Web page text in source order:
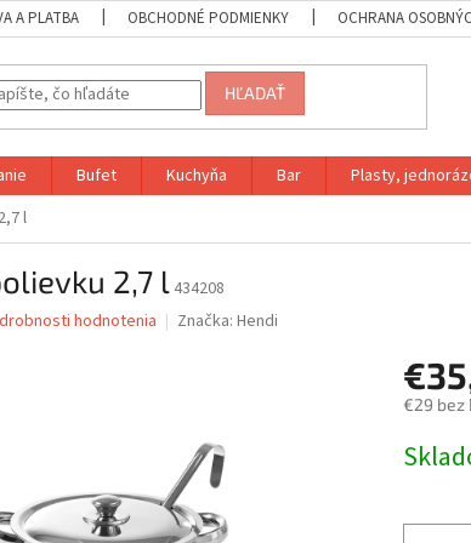
A PLATBA OBCHODNÉ PODMIENKY OCHRANA
HĽADAŤ
Bufet Kuchyňa Bar Plasty,
l
2,7 l434208
hodnotenia Značka: Hendi
€29 bez
cena: